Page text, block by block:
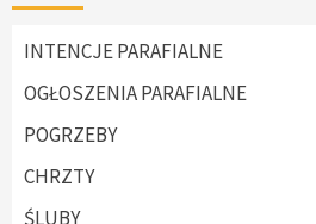
INTENCJE PARAFIALNE
OGŁOSZENIA PARAFIALNE
POGRZEBY
CHRZTY
ŚLUBY